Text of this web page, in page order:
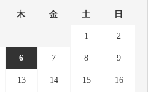
木 金 土 日
1 2
6 7 8 9
13 14 15 16